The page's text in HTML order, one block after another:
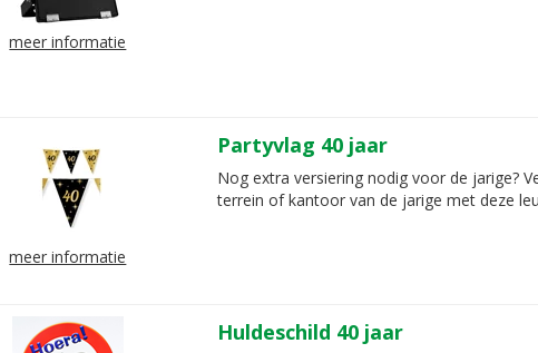
meer informatie
meer informatie
Partyvlag 40 jaar
Nog extra versiering nodig voor de jarige?
terrein of kantoor van de jarige met deze
Huldeschild 40 jaar